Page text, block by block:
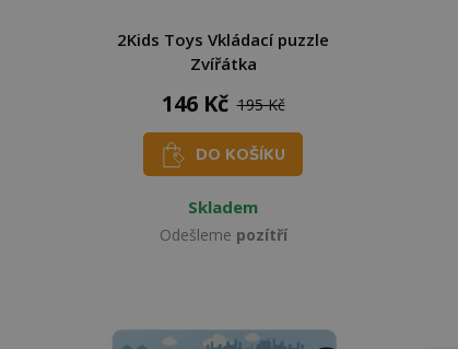
2Kids Toys Vkládací puzzle
Zvířátka
146 Kč 195 Kč
DO KOŠÍKU
Skladem
Odešleme pozítří